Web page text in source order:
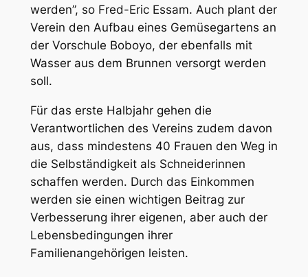
werden”, so Fred-Eric Essam. Auch plant der
Verein den Aufbau eines Gemüsegartens an
der Vorschule Boboyo, der ebenfalls mit
Wasser aus dem Brunnen versorgt werden
soll.
Für das erste Halbjahr gehen die
Verantwortlichen des Vereins zudem davon
aus, dass mindestens 40 Frauen den Weg in
die Selbständigkeit als Schneiderinnen
schaffen werden. Durch das Einkommen
werden sie einen wichtigen Beitrag zur
Verbesserung ihrer eigenen, aber auch der
Lebensbedingungen ihrer
Familienangehörigen leisten.